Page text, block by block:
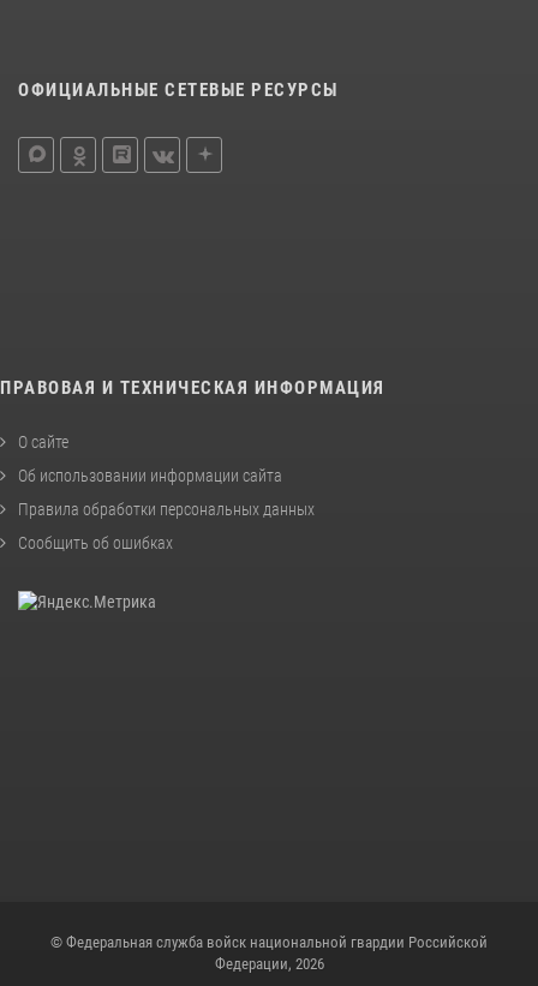
ОФИЦИАЛЬНЫЕ СЕТЕВЫЕ РЕСУРСЫ
ПРАВОВАЯ И ТЕХНИЧЕСКАЯ ИНФОРМАЦИЯ
О сайте
Об использовании информации сайта
Правила обработки персональных данных
Сообщить об ошибках
© Федеральная служба войск национальной гвардии Российской
Федерации, 2026